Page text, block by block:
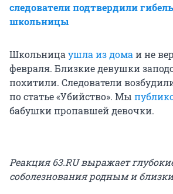
следователи подтвердили
школьницы
Школьница ушла из дома и не
февраля. Близкие девушки
похитили. Следователи
по статье «Убийство». Мы
бабушки пропавшей девочки.
Реакция 63.RU выражает
соболезнования родным и